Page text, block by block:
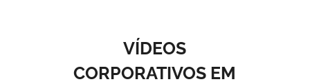
VÍDEOS
CORPORATIVOS EM